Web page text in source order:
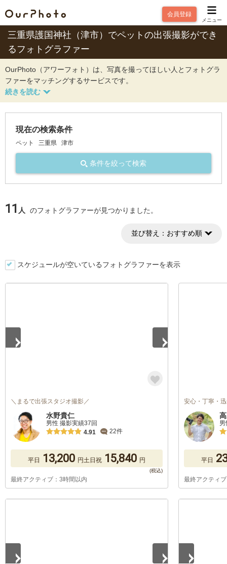
会員登録
メニュー
三重県護国神社（津市）でペットの出張撮影ができ
るフォトグラファー
OurPhoto（アワーフォト）は、写真を撮ってほしい人とフォトグラ
ファーをマッチングするサービスです。
現在の検索条件
ペット 三重県 津市
条件を絞って検索
11 人 のフォトグラファーが見つかりました。
並び替え： おすすめ順
スケジュールが空いているフォトグラファーを表示
＼まるで出張スタジオ撮影／
水野貴仁
男性 撮影実績37回
4.91
22件
平日 13,200 円土日祝 15,840 円
最終アクティブ：3時間以内
安心・丁寧・
平日
最終アクティ